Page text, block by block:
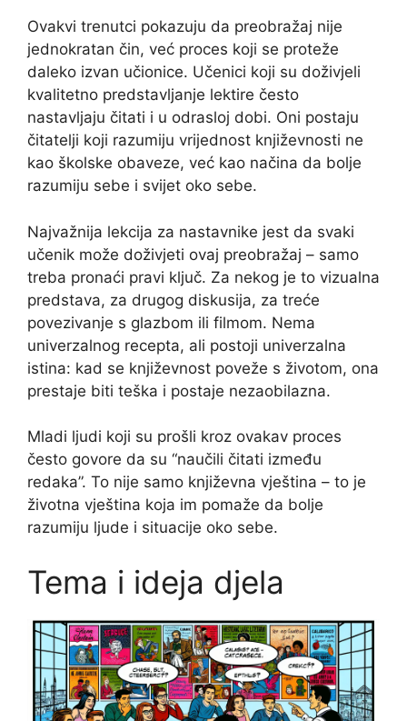
Ovakvi trenutci pokazuju da preobražaj nije
jednokratan čin, već proces koji se proteže
daleko izvan učionice. Učenici koji su doživjeli
kvalitetno predstavljanje lektire često
nastavljaju čitati i u odrasloj dobi. Oni postaju
čitatelji koji razumiju vrijednost književnosti ne
kao školske obaveze, već kao načina da bolje
razumiju sebe i svijet oko sebe.
Najvažnija lekcija za nastavnike jest da svaki
učenik može doživjeti ovaj preobražaj – samo
treba pronaći pravi ključ. Za nekog je to vizualna
predstava, za drugog diskusija, za treće
povezivanje s glazbom ili filmom. Nema
univerzalnog recepta, ali postoji univerzalna
istina: kad se književnost poveže s životom, ona
prestaje biti teška i postaje nezaobilazna.
Mladi ljudi koji su prošli kroz ovakav proces
često govore da su “naučili čitati između
redaka”. To nije samo književna vještina – to je
životna vještina koja im pomaže da bolje
razumiju ljude i situacije oko sebe.
Tema i ideja djela